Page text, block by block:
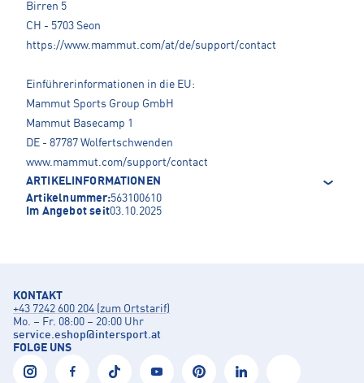
Birren 5
CH - 5703 Seon
https://www.mammut.com/at/de/support/contact
Einführerinformationen in die EU:
Mammut Sports Group GmbH
Mammut Basecamp 1
DE - 87787 Wolfertschwenden
www.mammut.com/support/contact
ARTIKELINFORMATIONEN
Artikelnummer:563100610
Im Angebot seit03.10.2025
KONTAKT
+43 7242 600 204 (zum Ortstarif)
Mo. – Fr. 08:00 – 20:00 Uhr
service.eshop@intersport.at
FOLGE UNS